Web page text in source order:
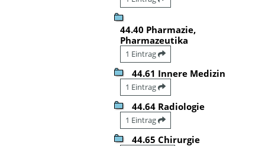
44.40 Pharmazie,
Pharmazeutika
1 Eintrag
44.61 Innere Medizin
1 Eintrag
44.64 Radiologie
1 Eintrag
44.65 Chirurgie